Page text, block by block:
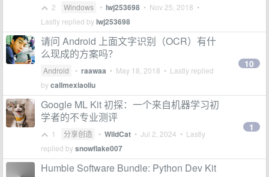
2 Windows • lwj253698 • Nov 25, 2018 •
Lastly replied bylwj253698
请问 Android 上面文字识别（OCR）有什
么现成的方案吗？
Android • raawaa • May 18, 2018 • Lastly replied
bycallmexiaoliu
10
Google ML Kit 初探：一个来自机器学习初
学者的不专业测评
1 分享创造 • WildCat • Jul 2, 2024 • Lastly
replied bysnowflake007
1
Humble Software Bundle: Python Dev Kit